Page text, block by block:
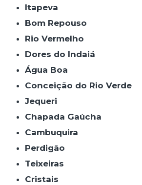
Itapeva
Bom Repouso
Rio Vermelho
Dores do Indaiá
Água Boa
Conceição do Rio Verde
Jequeri
Chapada Gaúcha
Cambuquira
Perdigão
Teixeiras
Cristais